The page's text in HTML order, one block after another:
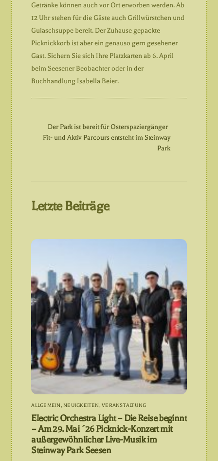
Getränke können auch vor Ort erworben werden. Ab
12 Uhr stehen für die Gäste auch Grillwürstchen und
Gulaschsuppe bereit. Der Zuhause gepackte
Picknickkorb ist aber ein genauso gern gesehener
Gast. Sichern Sie sich Ihre Platzkarten ab 6. April
beim Seesener Beobachter oder in der
Buchhandlung Isabella Beier.
Der Park ist bereit für Osterspaziergänger
Fit- und Aktiv Parcours entsteht im Steinway
Park
Letzte Beiträge
ALLGEMEIN, NEUIGKEITEN,VERANSTALTUNG
Electric Orchestra Light – Die Reise beginnt
– Am 29. Mai ´26 Picknick-Konzert mit
außergewöhnlicher Live-Musik im
Steinway Park Seesen